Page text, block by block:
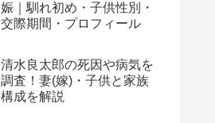
娠｜馴れ初め・子供性別・
交際期間・プロフィール
清水良太郎の死因や病気を
調査！妻(嫁)・子供と家族
構成を解説